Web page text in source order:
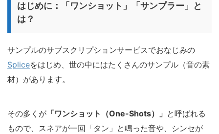
はじめに：「ワンショット」「サンプラー」と
は？
サンプルのサブスクリプションサービスでおなじみの
Spliceをはじめ、世の中にはたくさんのサンプル（音の素
材）があります。
その多くが 「ワンショット（One-Shots）」 と呼ばれる
もので、スネアが一回「タン」と鳴った音や、シンセが